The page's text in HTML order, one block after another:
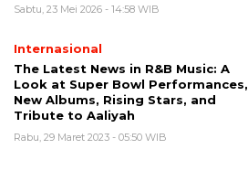
Sabtu, 23 Mei 2026 - 14:58 WIB
Internasional
The Latest News in R&B Music: A
Look at Super Bowl Performances,
New Albums, Rising Stars, and
Tribute to Aaliyah
Rabu, 29 Maret 2023 - 05:50 WIB